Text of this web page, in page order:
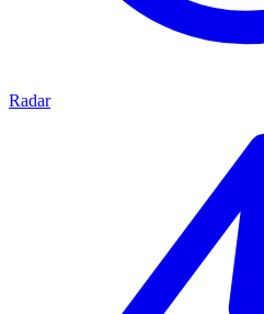
Radar